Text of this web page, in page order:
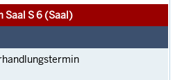
Saal S 6 (Saal)